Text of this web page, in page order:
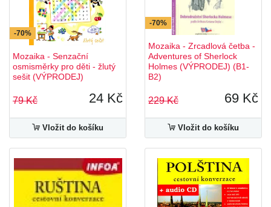
-70%
Mozaika - Senzační
osmisměrky pro děti - žlutý
sešit (VÝPRODEJ)
79 Kč 24 Kč
Vložit do košíku
-70%
Mozaika - Zrcadlová četba -
Adventures of Sherlock
Holmes (VÝPRODEJ) (B1-
B2)
229 Kč 69 Kč
Vložit do košíku